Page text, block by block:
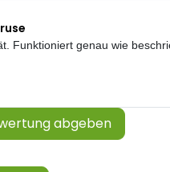
Funktioniert genau wie
abgeben